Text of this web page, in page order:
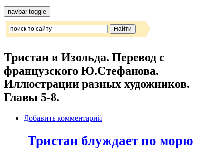
navbar-toggle
Тристан и Изольда. Перевод с
французского Ю.Стефанова.
Иллюстрации разных художников.
Главы 5-8.
Добавить комментарий
Тристан блуждает по морю